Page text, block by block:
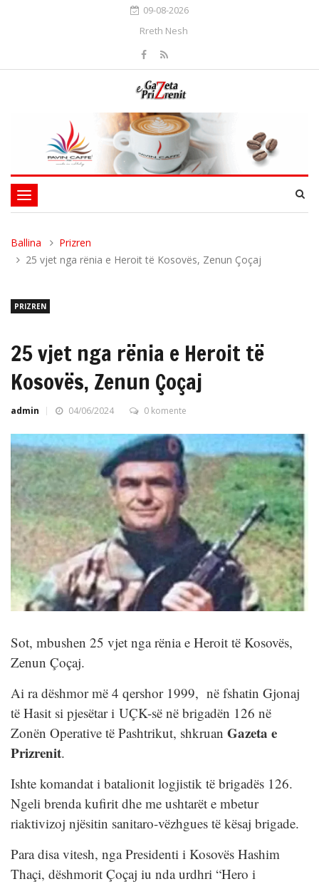
09-08-2026
Rreth Nesh
Toggle
navigation
Ballina
Prizren
25 vjet nga rënia e Heroit të Kosovës, Zenun Çoçaj
PRIZREN
25 vjet nga rënia e Heroit të
Kosovës, Zenun Çoçaj
admin 04/06/2024 0 komente
Sot, mbushen 25 vjet nga rënia e Heroit të Kosovës,
Zenun Çoçaj.
Ai ra dëshmor më 4 qershor 1999, në fshatin Gjonaj
të Hasit si pjesëtar i UÇK-së në brigadën 126 në
Zonën Operative të Pashtrikut, shkruan Gazeta e
Prizrenit.
Ishte komandat i batalionit logjistik të brigadës 126.
Ngeli brenda kufirit dhe me ushtarët e mbetur
riaktivizoj njësitin sanitaro-vëzhgues të kësaj brigade.
Para disa vitesh, nga Presidenti i Kosovës Hashim
Thaçi, dëshmorit Çoçaj iu nda urdhri “Hero i